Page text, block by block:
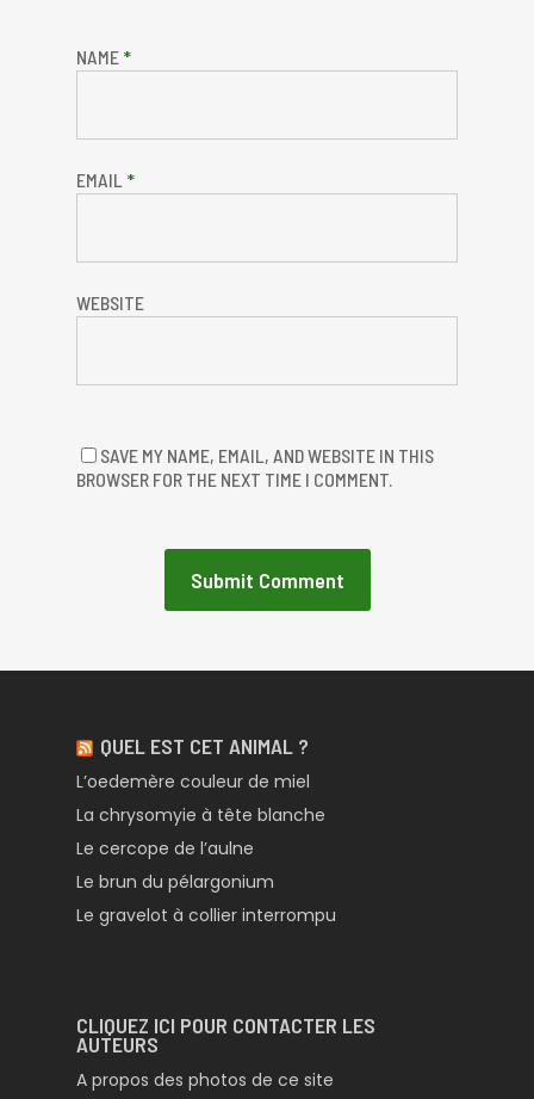
NAME *
EMAIL *
WEBSITE
SAVE MY NAME, EMAIL, AND WEBSITE IN THIS
BROWSER FOR THE NEXT TIME I COMMENT.
QUEL EST CET ANIMAL ?
L’oedemère couleur de miel
La chrysomyie à tête blanche
Le cercope de l’aulne
Le brun du pélargonium
Le gravelot à collier interrompu
CLIQUEZ ICI POUR CONTACTER LES
AUTEURS
A propos des photos de ce site